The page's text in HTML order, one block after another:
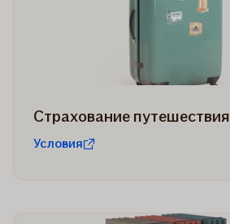
Страхование путешествия
Условия